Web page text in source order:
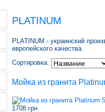
PLATINUM
PLATINUM - украинский
европейского качества.
Сортировка:
Мойка из гранита
1708 грн